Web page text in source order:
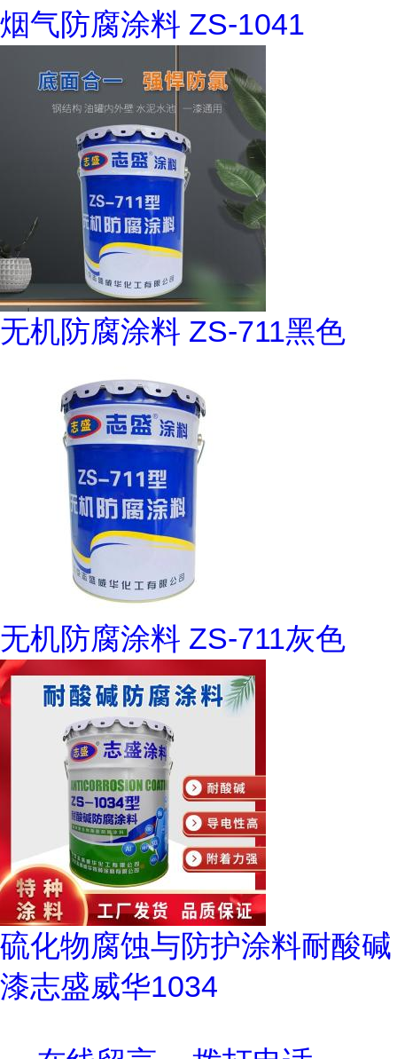
烟气防腐涂料 ZS-1041
无机防腐涂料 ZS-711黑色
无机防腐涂料 ZS-711灰色
硫化物腐蚀与防护涂料耐酸碱
漆志盛威华1034